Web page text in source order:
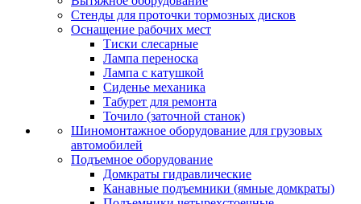
Стенды для проточки тормозных дисков
Оснащение рабочих мест
Тиски слесарные
Лампа переноска
Лампа с катушкой
Сиденье механика
Табурет для ремонта
Точило (заточной станок)
Шиномонтажное оборудование для грузовых
автомобилей
Подъемное оборудование
Домкраты гидравлические
Канавные подъемники (ямные домкраты)